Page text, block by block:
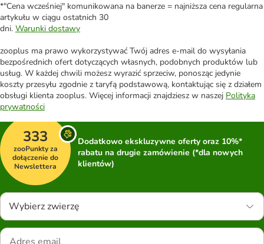
*"Cena wcześniej" komunikowana na banerze = najniższa cena regularna
artykułu w ciągu ostatnich 30
dni. Warunki dostawy
zooplus ma prawo wykorzystywać Twój adres e-mail do wysyłania
bezpośrednich ofert dotyczących własnych, podobnych produktów lub
usług. W każdej chwili możesz wyrazić sprzeciw, ponosząc jedynie
koszty przesyłu zgodnie z taryfą podstawową, kontaktując się z działem
obsługi klienta zooplus. Więcej informacji znajdziesz w naszej Polityka
prywatności
333
zooPunkty za
dołączenie do
Newslettera
Dodatkowo ekskluzywne oferty oraz 10%*
rabatu na drugie zamówienie (*dla nowych
klientów)
Wybierz zwierzę